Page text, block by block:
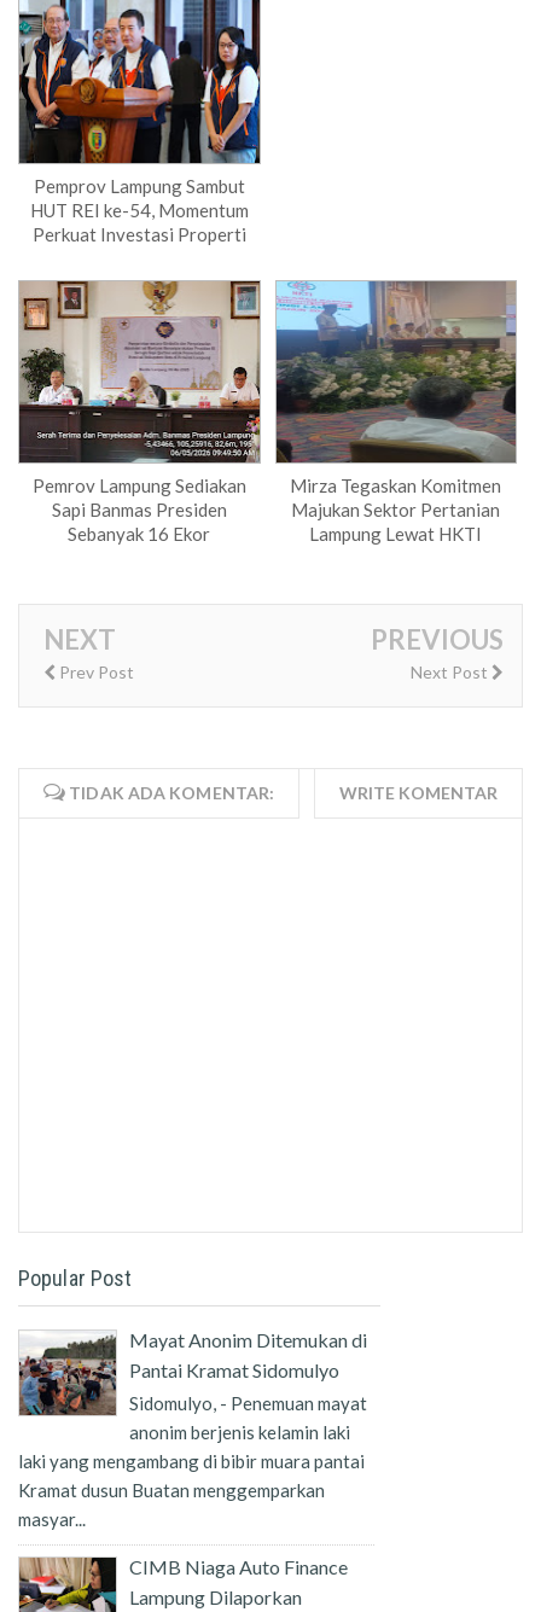
Pemprov Lampung Sambut
HUT REI ke-54, Momentum
Perkuat Investasi Properti
Pemrov Lampung Sediakan
Sapi Banmas Presiden
Sebanyak 16 Ekor
Mirza Tegaskan Komitmen
Majukan Sektor Pertanian
Lampung Lewat HKTI
NEXT
Prev Post
PREVIOUS
Next Post
TIDAK ADA KOMENTAR: WRITE KOMENTAR
Popular Post
Mayat Anonim Ditemukan di
Pantai Kramat Sidomulyo
Sidomulyo, - Penemuan mayat
anonim berjenis kelamin laki
laki yang mengambang di bibir muara pantai
Kramat dusun Buatan menggemparkan
masyar...
CIMB Niaga Auto Finance
Lampung Dilaporkan